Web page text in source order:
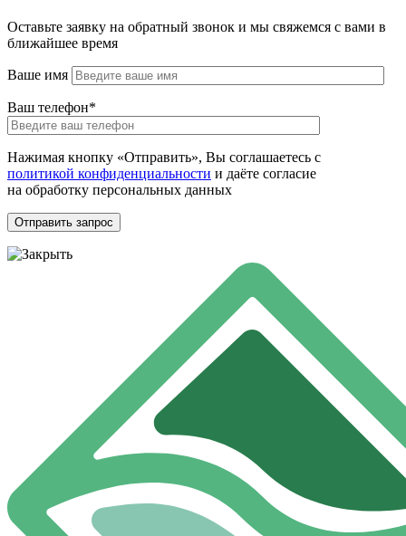
Оставьте заявку на обратный звонок и мы свяжемся с вами в
ближайшее время
Ваше имя
Ваш телефон*
Нажимая кнопку «Отправить», Вы соглашаетесь с
политикой конфиденциальности и даёте согласие
на обработку персональных данных